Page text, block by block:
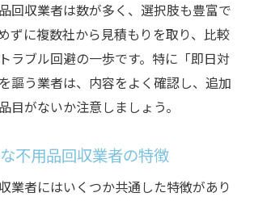
回収業者は数が多く、選択肢も豊富で
ずに複数社から見積もりを取り、比較
ラブル回避の一歩です。特に「即日対
謳う業者は、内容をよく確認し、追加
目がないか注意しましょう。
不用品回収業者の特徴
業者にはいくつか共通した特徴があり